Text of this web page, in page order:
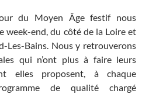
du Moyen Âge festif nous
week-end, du côté de la Loire et
Les-Bains. Nous y retrouverons
qui n’ont plus à faire leurs
elles proposent, à chaque
de qualité chargé